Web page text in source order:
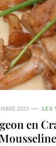
2023 LES
en